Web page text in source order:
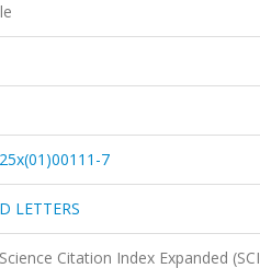
7
LETTERS
Science Citation Index Expanded